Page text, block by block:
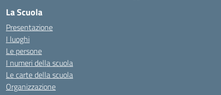
La Scuola
Presentazione
I luoghi
Le persone
I numeri della scuola
Le carte della scuola
Organizzazione